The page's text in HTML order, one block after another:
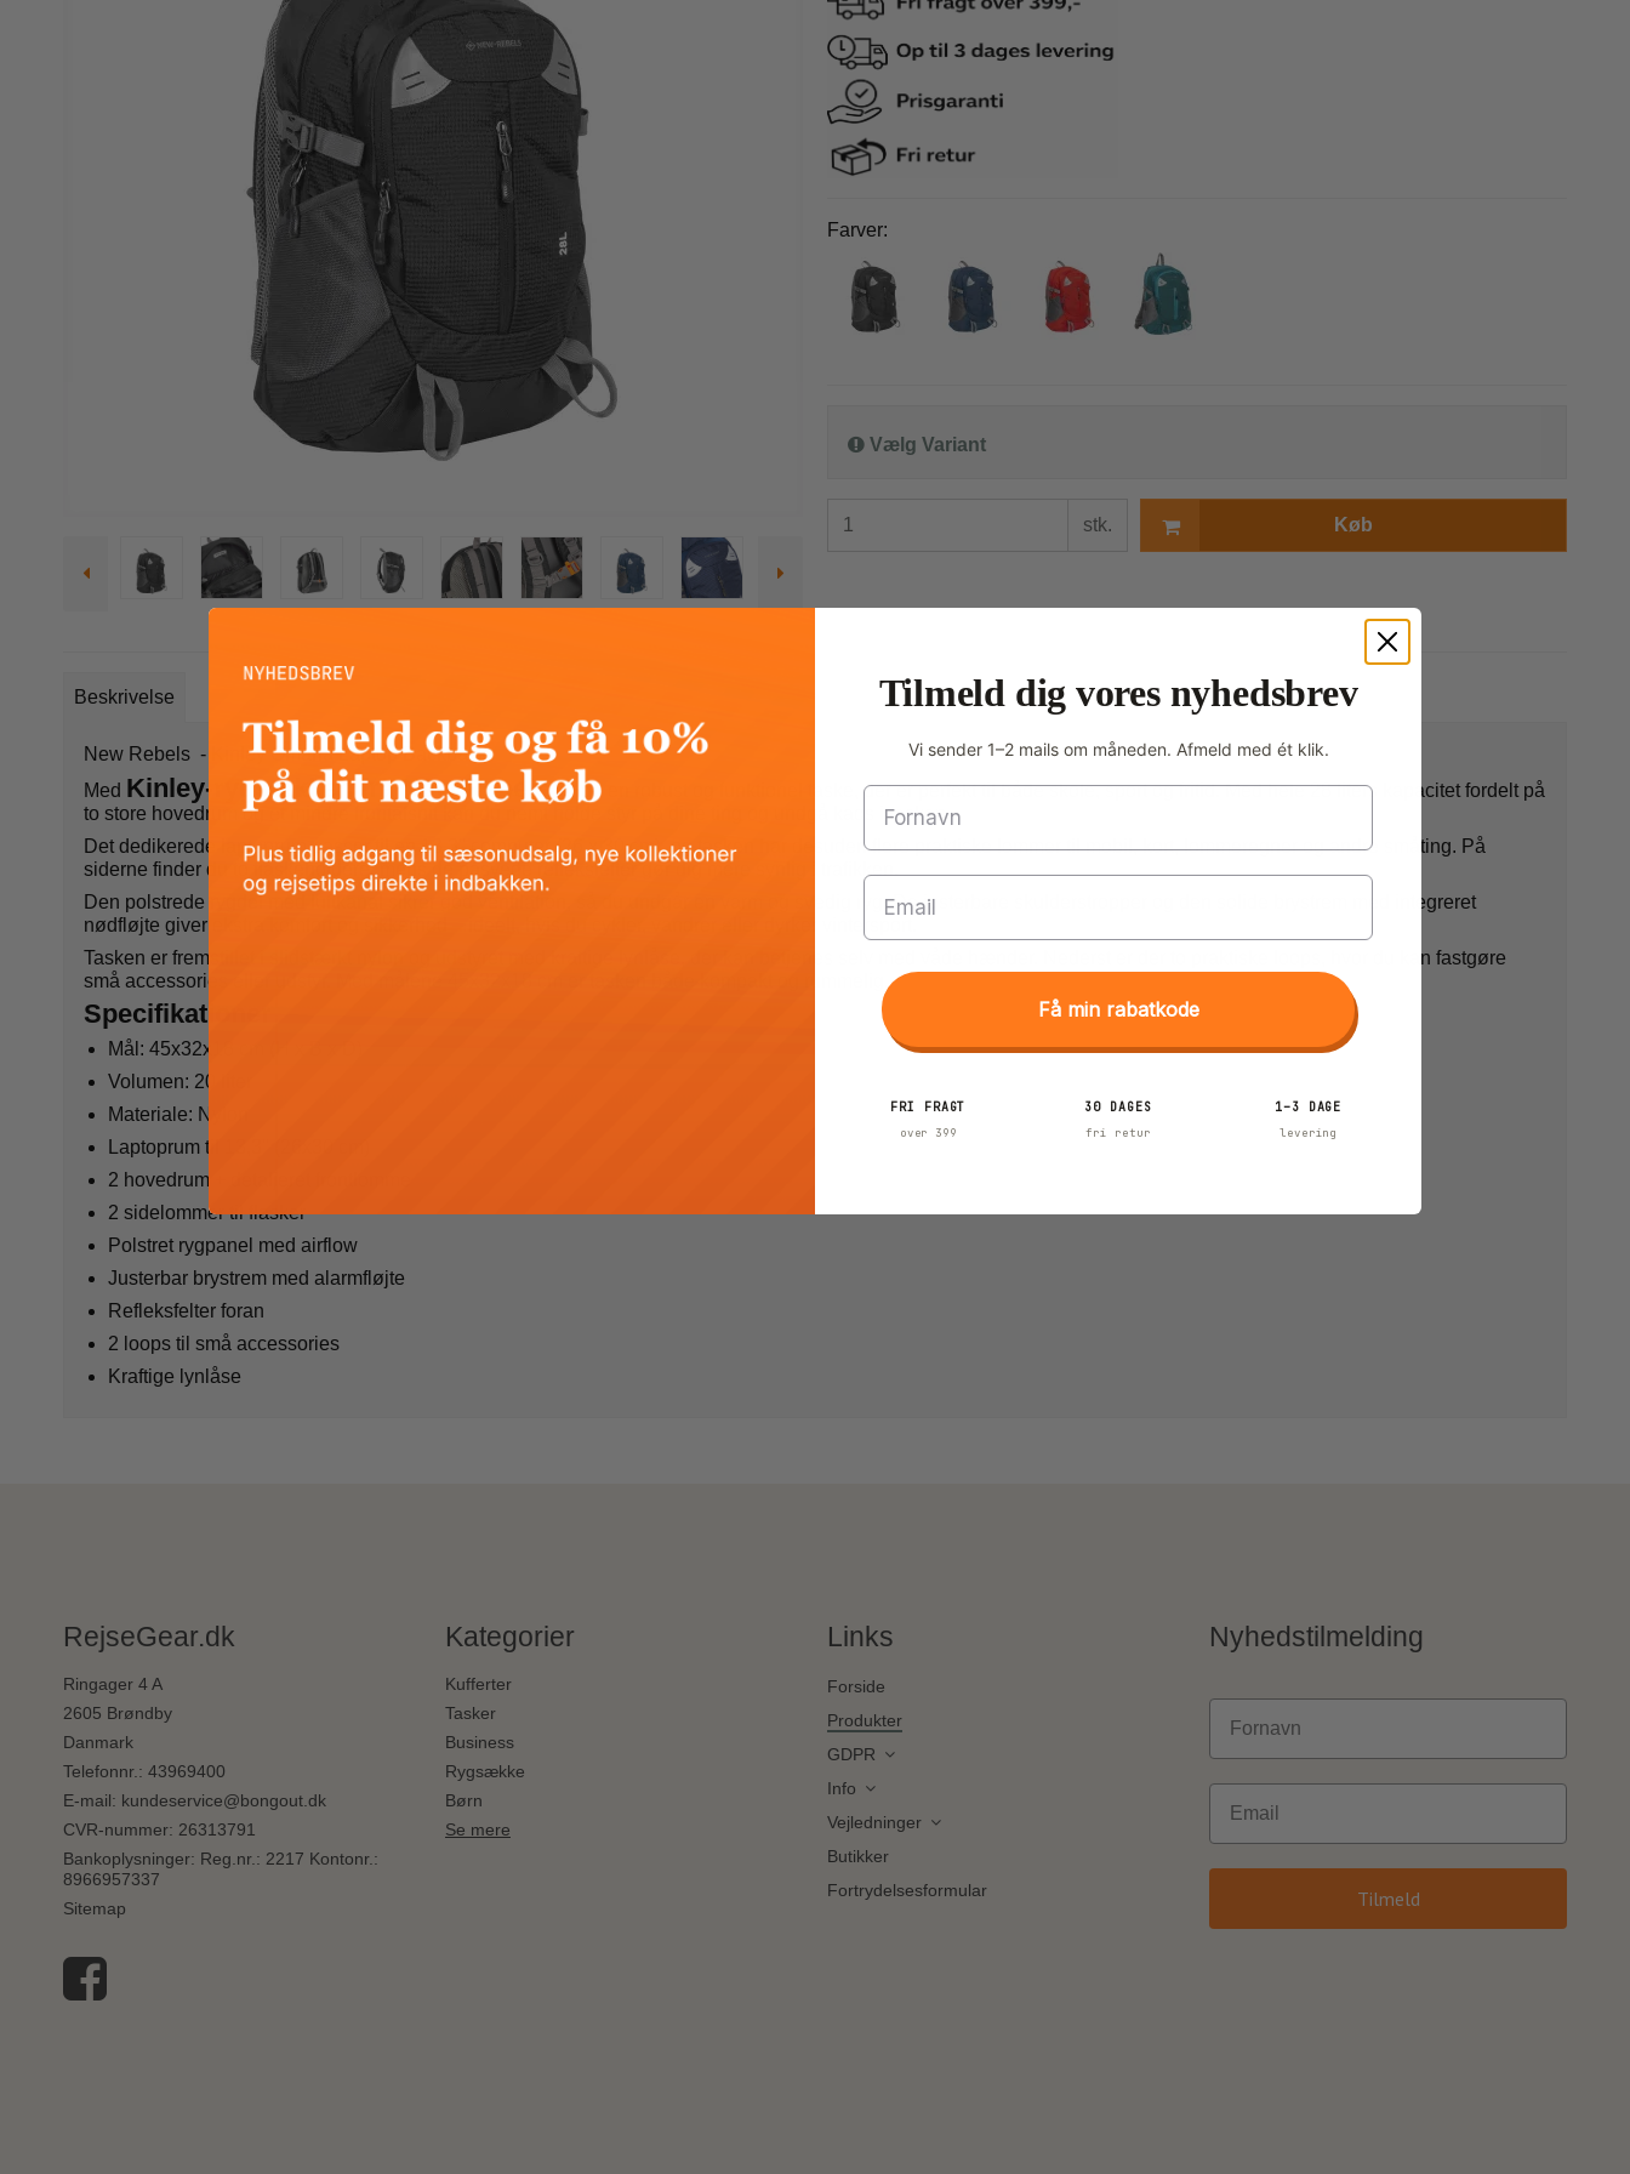
Eastpak Duffelbags
Eatpak Rygsække
Enrico Benetti
Enrico Benetti kufferter
Enrico Benetti rygsække
Epic
Epic kufferter
Epic tilbehør
Happy rain paraplyer
Like it a lot
Like it a lot rygsække
Like it a lot tasker
Like it a lot tilbehør og tøj
Samsonite business
Samsonite tilbehør
Travelite kufferter
Travelite tasker og rygsække
Verage
Verage kufferter
Verage tilbehør
Farver:
Vælg Variant
stk. Køb
Beskrivelse
New Rebels - Kinley Omaha Laptop Backback
Med Kinley-rygsækken fra New Rebelsfår du en robust og funktionel taske, der er perfekt til både skole, sport og fritid. Med hele 28 liters kapacitet fordelt på
to store hovedrum og et mindre frontafsnit kan du nemt holde styr på dine ting og undgå kaos i tasken.
Det dedikerede laptoprum passer til en 13,3" computer (26 x 30 cm), og tasken har desuden flere praktiske lommer til mobil, kort, lommeregner og andre småting. På
siderne finder du to flaskeholdere, mens de påsyede refleksfelter gør dig mere synlig i trafikken.
Den polstrede rygdel med luftkanal sikrer god ventilation, så du undgår en varm og svedig ryg. De justerbare skulderstropper og den solide brystrem med integreret
nødfløjte giver ekstra komfort og sikkerhed – ideelt, hvis du cykler, vandrer eller dyrker vintersport.
Tasken er fremstillet i slidstærkt nylon og udstyret med kraftige lynlåse, der kan betjenes selv med våde hænder. Nederst er der to praktiske loops, hvor du kan fastgøre
små accessories eller udstyr. Med målene 45x32x18 cm er tasken både kompakt og rummelig.
Specifikationer
Mål: 45x32x18 cm (H x B x D)
Volumen: 20 liter
Materiale: Nylon
Laptoprum til 13,3" (26x30 cm)
2 hovedrum + detaljeret frontlomme
2 sidelommer til flasker
Polstret rygpanel med airflow
Justerbar brystrem med alarmfløjte
Refleksfelter foran
2 loops til små accessories
Kraftige lynlåse
RejseGear.dk
Ringager 4 A
2605 Brøndby
Danmark
Telefonnr. : 43969400
E-mail: kundeservice@bongout.dk
CVR-nummer: 26313791
Bankoplysninger: Reg.nr.: 2217 Kontonr.:
8966957337
Sitemap
Kategorier
Kufferter
Tasker
Business
Rygsække
Børn
Se mere
Links
Forside
Produkter
GDPR
Info
Vejledninger
Butikker
Fortrydelsesformular
Nyhedstilmelding
Fornavn
Email
Tilmeld
Tilmeld dig vores nyhedsbrev
Vi sender 1–2 mails om måneden. Afmeld med ét klik.
Fornavn
Email
Få min rabatkode
FRI FRAGT
over 399
30 DAGES
fri retur
1–3 DAGE
levering